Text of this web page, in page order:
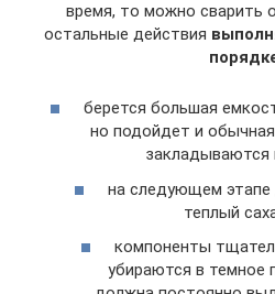
время, то можно сварить
остальные действия
берется большая
но подойдет и обычная
закладываются
на следующем
теплый
компоненты
убираются в темное